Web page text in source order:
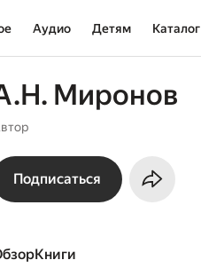
Аудио Детям Каталог
Миронов
Подписаться
Обзор книги